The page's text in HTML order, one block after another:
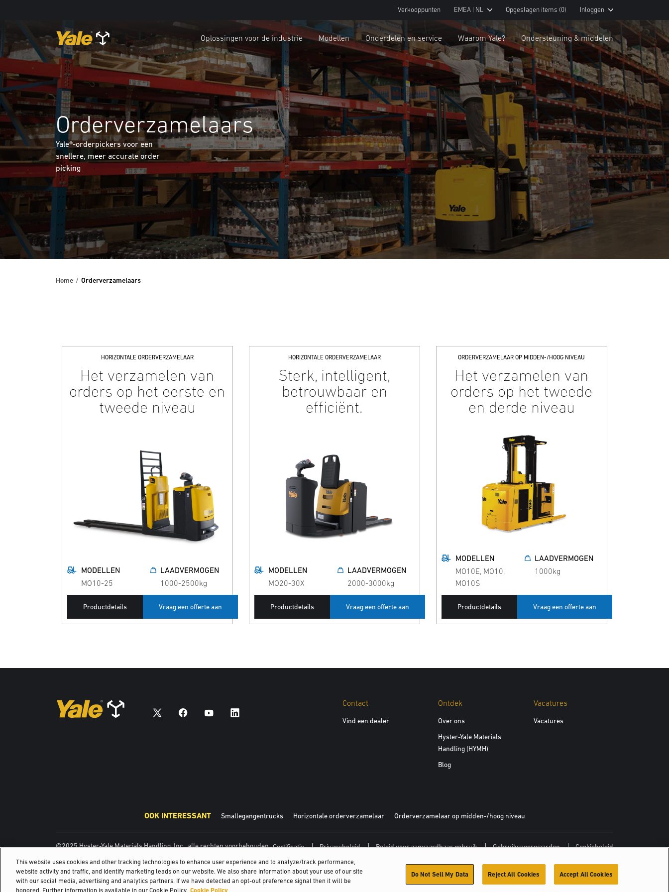
Verkooppunten EMEA | NL Opgeslagen items (0) Inloggen
Oplossingen voor de industrie Modellen Onderdelen en service Waarom Yale? Ondersteuning & middelen
Orderverzamelaars
Yale®-orderpickers voor een
snellere, meer accurate order
picking
Home Orderverzamelaars
HORIZONTALE ORDERVERZAMELAAR
Het verzamelen van
orders op het eerste en
tweede niveau
MODELLEN
MO10-25
LAADVERMOGEN
1000-2500kg
Productdetails Vraag een offerte aan
HORIZONTALE ORDERVERZAMELAAR
Sterk, intelligent,
betrouwbaar en
efficiënt.
MODELLEN
MO20-30X
LAADVERMOGEN
2000-3000kg
Productdetails Vraag een offerte aan
ORDERVERZAMELAAR OP MIDDEN-/HOOG NIVEAU
Het verzamelen van
orders op het tweede
en derde niveau
MODELLEN
MO10E, MO10,
MO10S
LAADVERMOGEN
1000kg
Productdetails Vraag een offerte aan
Contact
Vind een dealer
Ontdek
Over ons
Hyster-Yale Materials
Handling (HYMH)
Blog
Vacatures
Vacatures
OOK INTERESSANT Smallegangentrucks Horizontale orderverzamelaar Orderverzamelaar op midden-/hoog niveau
©2025 Hyster-Yale Materials Handling, Inc., alle rechten voorbehouden. Certificatie Privacybeleid Beleid voor aanvaardbaar gebruik Gebruiksvoorwaarden Cookiebeleid
This website uses cookies and other tracking technologies to enhance user experience and to analyze/track performance,
website activity and traffic, and identify marketing leads on our website. We also share information about your use of our site
with our social media, advertising and analytics partners. If we have detected an opt-out preference signal then it will be
honored. Further information is available in our Cookie Policy. Cookie Policy
Do Not Sell My Data Reject All Cookies Accept All Cookies